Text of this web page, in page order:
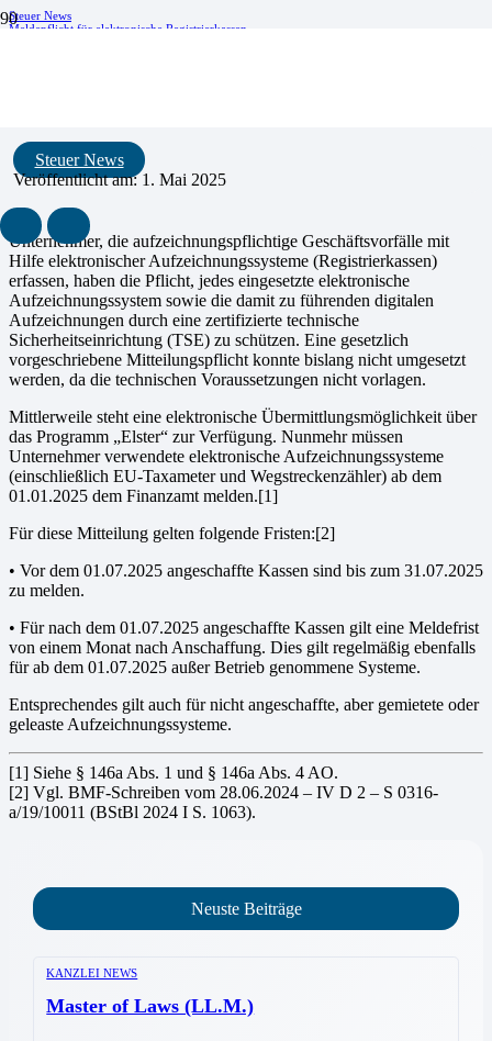
Steuer News
Meldepflicht für elektronische Registrierkassen
Steuer News
Veröffentlicht am:1. Mai 2025
Unternehmer, die aufzeichnungspflichtige Geschäftsvorfälle mit
Hilfe elektronischer Aufzeichnungssysteme (Registrierkassen)
erfassen, haben die Pflicht, jedes eingesetzte elektronische
Aufzeichnungssystem sowie die damit zu führenden digitalen
Aufzeichnungen durch eine zertifizierte technische
Sicherheitseinrichtung (TSE) zu schützen. Eine gesetzlich
vorgeschriebene Mitteilungspflicht konnte bislang nicht umgesetzt
wer­den, da die technischen Voraussetzungen nicht vorlagen.
Mittlerweile steht eine elektronische Übermittlungsmöglichkeit über
das Programm „Elster“ zur Verfügung. Nunmehr müssen
Unternehmer verwendete elektronische Aufzeichnungssysteme
(einschließlich EU-Taxa­meter und Wegstreckenzähler) ab dem
01.01.2025 dem Finanzamt melden.[1]
Für diese Mitteilung gelten folgende Fristen:[2]
• Vor dem 01.07.2025 angeschaffte Kassen sind bis zum 31.07.2025
zu melden.
• Für nach dem 01.07.2025 angeschaffte Kassen gilt eine Meldefrist
von einem Monat nach Anschaffung. Dies gilt regelmäßig ebenfalls
für ab dem 01.07.2025 außer Betrieb genommene Systeme.
Entsprechendes gilt auch für nicht angeschaffte, aber gemietete oder
geleaste Aufzeichnungssysteme.
[1] Siehe § 146a Abs. 1 und § 146a Abs. 4 AO.
[2] Vgl. BMF-Schreiben vom 28.06.2024 – IV D 2 – S 0316-
a/19/10011 (BStBl 2024 I S. 1063).
Neuste Beiträge
KANZLEI NEWS
Master of Laws (LL.M.)